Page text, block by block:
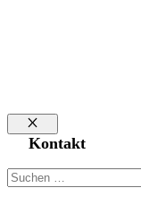
Schließen
Kontakt
Suchen
nach: